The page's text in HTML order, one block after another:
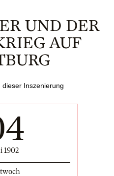
UND DER
AUF
dieser Inszenierung
1902